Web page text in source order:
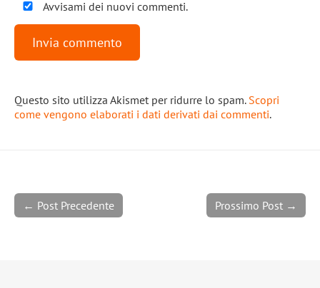
Avvisami dei nuovi commenti.
Questo sito utilizza Akismet per ridurre lo spam. Scopri
come vengono elaborati i dati derivati dai commenti.
Prossimo Post →
← Post Precedente